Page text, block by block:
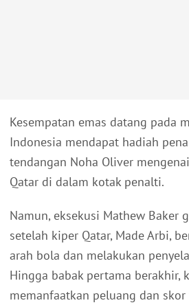
Kesempatan emas datang pada
Indonesia mendapat hadiah
tendangan Noha Oliver
Qatar di dalam kotak penalti.
Namun, eksekusi Mathew Baker
setelah kiper Qatar, Made Arbi,
arah bola dan melakukan
Hingga babak pertama berakhir,
memanfaatkan peluang dan